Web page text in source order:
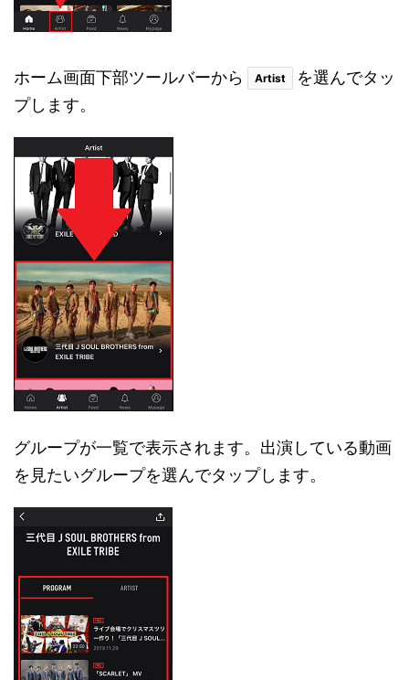
ホーム画面下部ツールバーから Artist
を選んでタッ
プします。
グループが一覧で表示されます。出演している動画
を見たいグループを選んでタップします。